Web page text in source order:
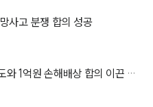
사고 분쟁 합의 성공
병원의료사고 | 의료사고 피해자 도와 1억원 손해배상 합의 이끈 사례